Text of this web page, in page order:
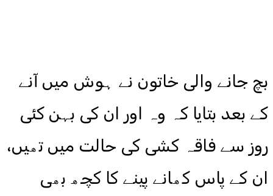
بچ جانے والی خاتون نے ہوش میں آنے
کے بعد بتایا کہ وہ اور ان کی بہن کئی
روز سے فاقہ کشی کی حالت میں تھیں،
ان کے پاس کھانے پینے کا کچھ بھی